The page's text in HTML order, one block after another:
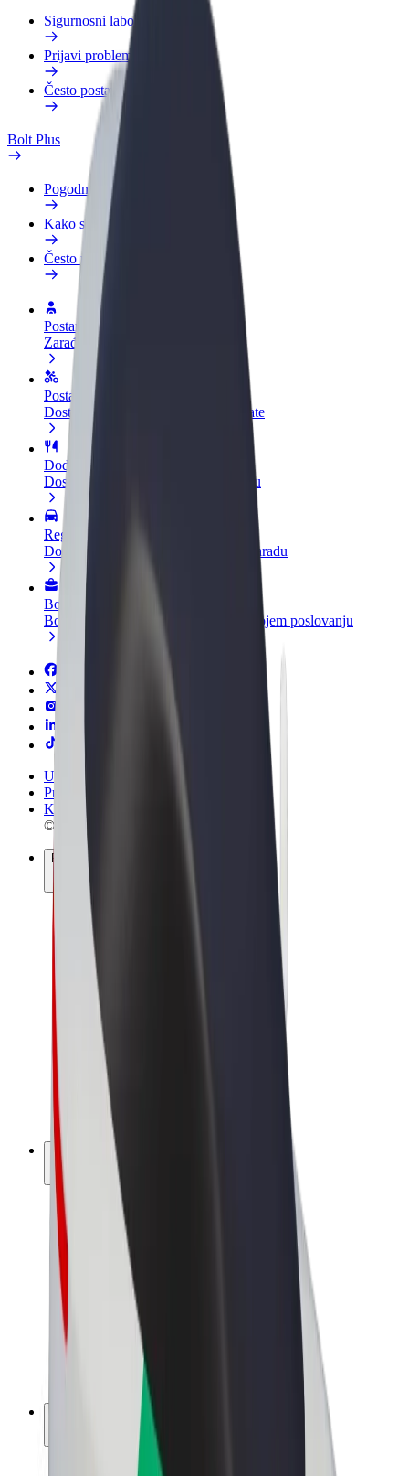
Sigurnosni laboratorij
Prijavi problem
Često postavljana pitanja
Bolt Plus
Pogodnosti
Kako se pridružiti
Često postavljana pitanja
Postani vozač
Zarađuj po vlastitim uvjetima
Postani dostavljač
Dostavljaj hranu i primaj tjedne isplate
Dodaj restoran ili trgovinu
Dosegni više kupaca i povećaj zaradu
Registriraj se kao vlasnik flote
Dodaj svoju flotu na Bolt i povećaj zaradu
Bolt for Business
Bolt proizvodi i usluge prilagođeni tvojem poslovanju
Uvjeti i odredbe
Privatnost
Kolačići
© 2026 Bolt Technology OÜ
Proizvodi
Vožnje
Romobili
Bolt Market
Bolt Food
Bolt Drive
Bolt for Business
Električni bicikli
Bolt Plus
Zarađuj uz Bolt
Zarada vozača
Dostavljači
Zarada dostavljača
Bolt Food trgovci